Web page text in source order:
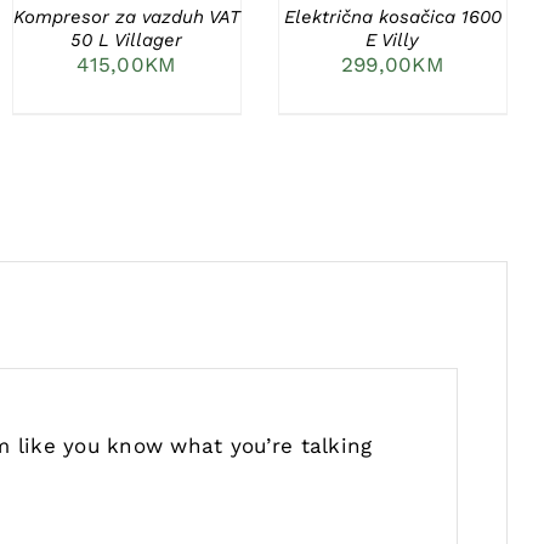
Kompresor za vazduh VAT
50 L Villager
415,00KM
Električna kosačica 1600
E Villy
299,00KM
you know what you’re talking